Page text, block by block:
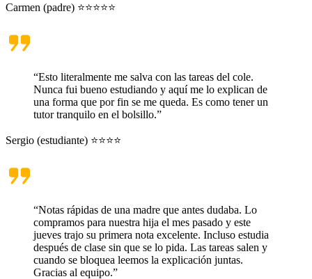
Carmen (padre) ⭐⭐⭐⭐⭐
“Esto literalmente me salva con las tareas del cole.
Nunca fui bueno estudiando y aquí me lo explican de
una forma que por fin se me queda. Es como tener un
tutor tranquilo en el bolsillo.”
Sergio (estudiante) ⭐⭐⭐⭐
“Notas rápidas de una madre que antes dudaba. Lo
compramos para nuestra hija el mes pasado y este
jueves trajo su primera nota excelente. Incluso estudia
después de clase sin que se lo pida. Las tareas salen y
cuando se bloquea leemos la explicación juntas.
Gracias al equipo.”